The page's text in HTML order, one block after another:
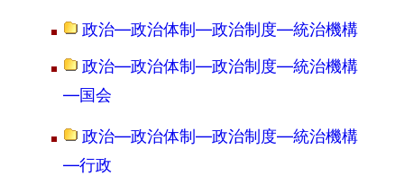
政治―政治体制―政治制度―統治機構
政治―政治体制―政治制度―統治機構
―国会
政治―政治体制―政治制度―統治機構
―行政